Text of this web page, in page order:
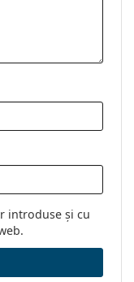
introduse și cu